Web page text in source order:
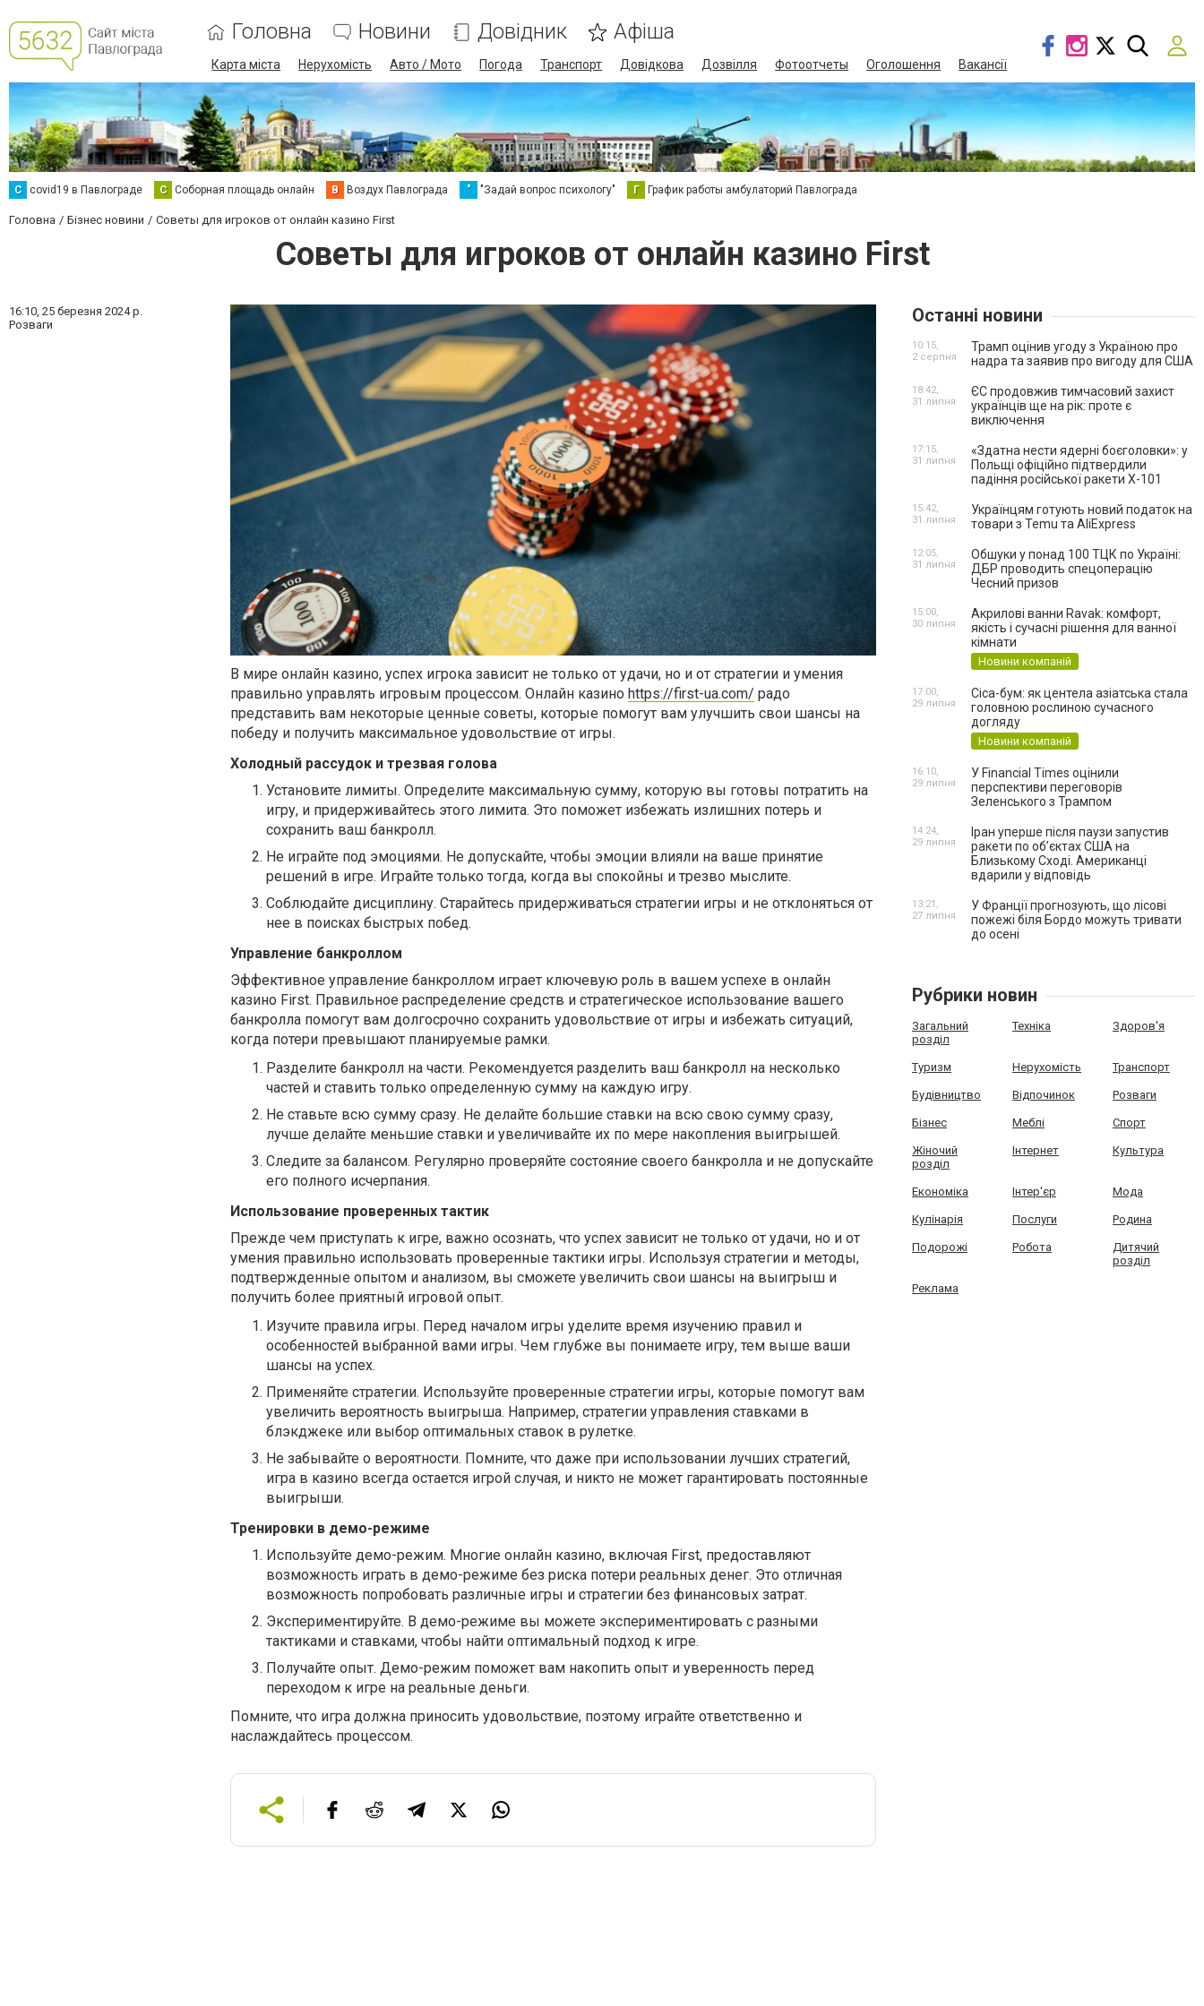
Головна Новини Довідник Афіша
Карта міста Нерухомість Авто / Мото Погода Транспорт Довідкова Дозвілля Фотоотчеты Оголошення Вакансії
C covid19 в Павлограде С Соборная площадь онлайн В Воздух Павлограда " "Задай вопрос психологу" Г График работы амбулаторий Павлограда
Головна Бізнес новини Советы для игроков от онлайн казино First
Советы для игроков от онлайн казино First
16:10, 25 березня 2024 р.
Розваги
В мире онлайн казино, успех игрока зависит не только от удачи, но и от стратегии и умения
правильно управлять игровым процессом. Онлайн казино https://first-ua.com/ радо
представить вам некоторые ценные советы, которые помогут вам улучшить свои шансы на
победу и получить максимальное удовольствие от игры.
Холодный рассудок и трезвая голова
Установите лимиты. Определите максимальную сумму, которую вы готовы потратить на
игру, и придерживайтесь этого лимита. Это поможет избежать излишних потерь и
сохранить ваш банкролл.
Не играйте под эмоциями. Не допускайте, чтобы эмоции влияли на ваше принятие
решений в игре. Играйте только тогда, когда вы спокойны и трезво мыслите.
Соблюдайте дисциплину. Старайтесь придерживаться стратегии игры и не отклоняться от
нее в поисках быстрых побед.
Управление банкроллом
Эффективное управление банкроллом играет ключевую роль в вашем успехе в онлайн
казино First. Правильное распределение средств и стратегическое использование вашего
банкролла помогут вам долгосрочно сохранить удовольствие от игры и избежать ситуаций,
когда потери превышают планируемые рамки.
Разделите банкролл на части. Рекомендуется разделить ваш банкролл на несколько
частей и ставить только определенную сумму на каждую игру.
Не ставьте всю сумму сразу. Не делайте большие ставки на всю свою сумму сразу,
лучше делайте меньшие ставки и увеличивайте их по мере накопления выигрышей.
Следите за балансом. Регулярно проверяйте состояние своего банкролла и не допускайте
его полного исчерпания.
Использование проверенных тактик
Прежде чем приступать к игре, важно осознать, что успех зависит не только от удачи, но и от
умения правильно использовать проверенные тактики игры. Используя стратегии и методы,
подтвержденные опытом и анализом, вы сможете увеличить свои шансы на выигрыш и
получить более приятный игровой опыт.
Изучите правила игры. Перед началом игры уделите время изучению правил и
особенностей выбранной вами игры. Чем глубже вы понимаете игру, тем выше ваши
шансы на успех.
Применяйте стратегии. Используйте проверенные стратегии игры, которые помогут вам
увеличить вероятность выигрыша. Например, стратегии управления ставками в
блэкджеке или выбор оптимальных ставок в рулетке.
Не забывайте о вероятности. Помните, что даже при использовании лучших стратегий,
игра в казино всегда остается игрой случая, и никто не может гарантировать постоянные
выигрыши.
Тренировки в демо-режиме
Используйте демо-режим. Многие онлайн казино, включая First, предоставляют
возможность играть в демо-режиме без риска потери реальных денег. Это отличная
возможность попробовать различные игры и стратегии без финансовых затрат.
Экспериментируйте. В демо-режиме вы можете экспериментировать с разными
тактиками и ставками, чтобы найти оптимальный подход к игре.
Получайте опыт. Демо-режим поможет вам накопить опыт и уверенность перед
переходом к игре на реальные деньги.
Помните, что игра должна приносить удовольствие, поэтому играйте ответственно и
наслаждайтесь процессом.
Останні новини
Трамп оцінив угоду з Україною про
надра та заявив про вигоду для США
10:15,
2 серпня
ЄС продовжив тимчасовий захист
українців ще на рік: проте є
виключення
18:42,
31 липня
«Здатна нести ядерні боєголовки»: у
Польщі офіційно підтвердили
падіння російської ракети Х-101
17:15,
31 липня
Українцям готують новий податок на
товари з Temu та AliExpress
15:42,
31 липня
Обшуки у понад 100 ТЦК по Україні:
ДБР проводить спецоперацію
Чесний призов
12:05,
31 липня
Акрилові ванни Ravak: комфорт,
якість і сучасні рішення для ванної
кімнати
Новини компаній
15:00,
30 липня
Cica-бум: як центела азіатська стала
головною рослиною сучасного
догляду
Новини компаній
17:00,
29 липня
У Financial Times оцінили
перспективи переговорів
Зеленського з Трампом
16:10,
29 липня
Іран уперше після паузи запустив
ракети по обʼєктах США на
Близькому Сході. Американці
вдарили у відповідь
14:24,
29 липня
У Франції прогнозують, що лісові
пожежі біля Бордо можуть тривати
до осені
13:21,
27 липня
Рубрики новин
Загальний
розділ
Техніка Здоров'я
Туризм Нерухомість Транспорт
Будівництво Відпочинок Розваги
Бізнес Меблі Спорт
Жіночий
розділ
Інтернет Культура
Економіка Інтер'єр Мода
Кулінарія Послуги Родина
Подорожі Робота
Дитячий
розділ
Реклама